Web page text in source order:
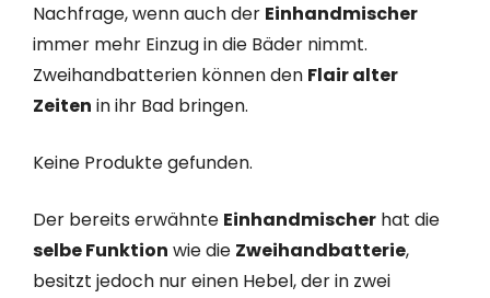
Nachfrage, wenn auch der Einhandmischer
immer mehr Einzug in die Bäder nimmt.
Zweihandbatterien können den Flair alter
Zeiten in ihr Bad bringen.
Keine Produkte gefunden.
Der bereits erwähnte Einhandmischer hat die
selbe Funktion wie die Zweihandbatterie,
besitzt jedoch nur einen Hebel, der in zwei